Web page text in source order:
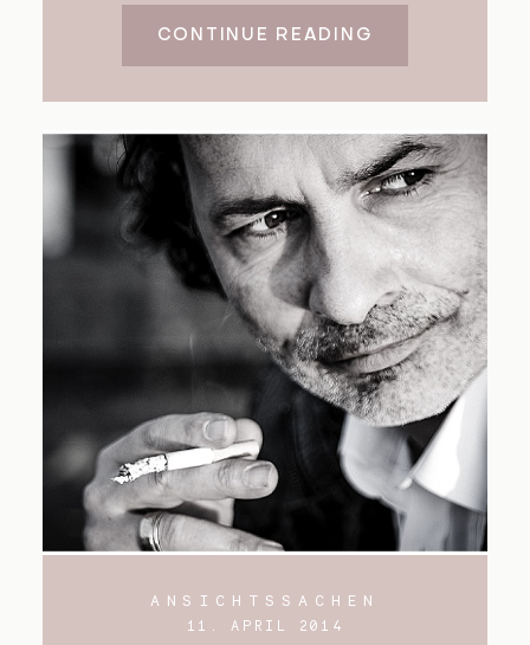
CONTINUE READING
ANSICHTSSACHEN
11. APRIL 2014